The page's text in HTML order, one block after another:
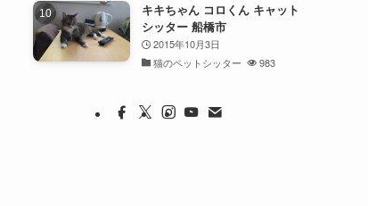
キキちゃん コロくん キャット
シッター 船橋市
2015年10月3日
猫のペットシッター
983